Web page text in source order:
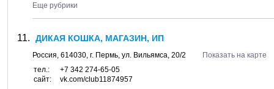
Еще рубрики
ДИКАЯ КОШКА, МАГАЗИН, ИП
Россия, 614030, г. Пермь, ул. Вильямса, 20/2
Показать на карте
тел.:
+7 342 274-65-05
сайт:
vk.com/club11874957